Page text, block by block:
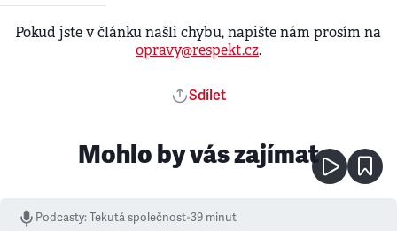
Pokud jste v článku našli chybu, napište nám prosím na
opravy@respekt.cz.
Sdílet
Mohlo by vás zajímat
Podcasty:Tekutá společnost•39 minut